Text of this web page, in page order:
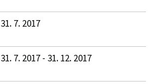
31. 7. 2017
31. 7. 2017 - 31. 12. 2017